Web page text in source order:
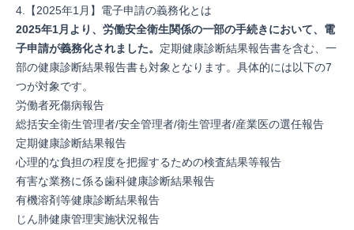
4.【2025年1月】電子申請の義務化とは
2025年1月より、労働安全衛生関係の一部の手続きにおいて、電
子申請が義務化されました。 定期健康診断結果報告書を含む、一
部の健康診断結果報告書も対象となります。具体的には以下の7
つが対象です。
労働者死傷病報告
総括安全衛生管理者/安全管理者/衛生管理者/産業医の選任報告
定期健康診断結果報告
心理的な負担の程度を把握するための検査結果等報告
有害な業務に係る歯科健康診断結果報告
有機溶剤等健康診断結果報告
じん肺健康管理実施状況報告